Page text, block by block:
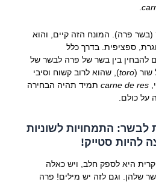
.
(בשר פרה). המונח הזה קיים, והוא
ספציפית. בדרך כלל
להבחין בין בשר של פרה לבשר של
שור (toro), שהוא לרוב קשוח וסיבי
carne de resתמיד תהיה הבחירה
על כולם.
לבשר: התמחויות לשוניות
להיות סטייק!
היא לספק חלב, ויש כאלה
שלהן. וגם לזה יש מילים! פרה